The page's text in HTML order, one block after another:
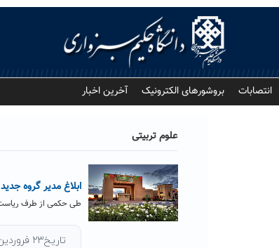
انتصابات بروشورهای الکترونیک آخرین اخبار
علوم تربیتی
ابلاغ مدیر گروه
طی حکمی از طرف ریاست
تاریخ۲۳ فروردین ۱۳۹۴